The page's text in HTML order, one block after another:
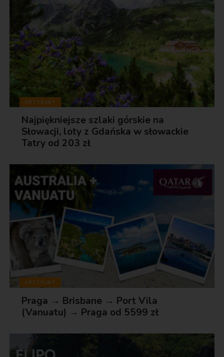
ARTYKUŁY
Najpiękniejsze szlaki górskie na
Słowacji, loty z Gdańska w słowackie
Tatry od 203 zł
ARTYKUŁY
Praga → Brisbane → Port Vila
(Vanuatu) → Praga od 5599 zł